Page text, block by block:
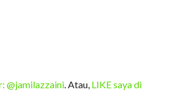
@jamilazzaini . Atau, LIKE saya di